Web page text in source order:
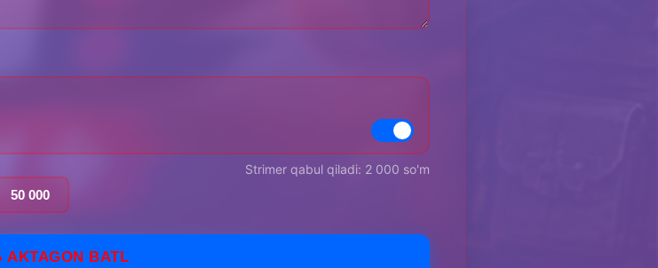
Strimer qabul qiladi: 2 000 so'm
50 000
AKTAGON BATL